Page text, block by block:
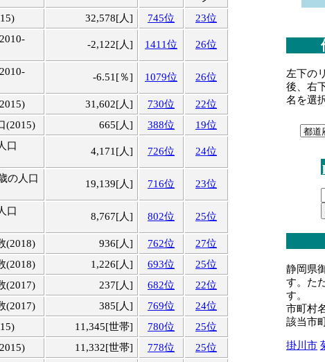
32,578[人] 745位
23位
-2,122[人] 1411位 26位
-6.51[％] 1079位 26位
31,602[人] 730位
22位
(2015)
665[人] 388位
19位
口
4,171[人] 726位 24位
の人口
19,139[人] 716位 23位
口
8,767[人] 802位 25位
(2018) 936[人] 762位
27位
(2018)
1,226[人] 693位
25位
(2017)
237[人] 682位
22位
(2017)
385[人] 769位
24位
11,345[世帯] 780位
25位
11,332[世帯] 778位
25位
左下の
後、右
名を選
静岡県
す。た
す。
市町村
該当市
掛川市